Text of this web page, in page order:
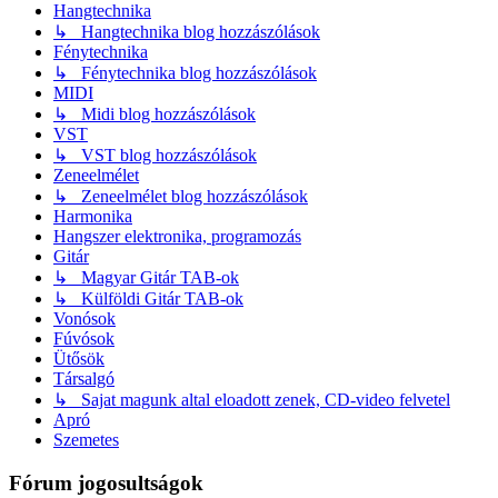
Hangtechnika
↳ Hangtechnika blog hozzászólások
Fénytechnika
↳ Fénytechnika blog hozzászólások
MIDI
↳ Midi blog hozzászólások
VST
↳ VST blog hozzászólások
Zeneelmélet
↳ Zeneelmélet blog hozzászólások
Harmonika
Hangszer elektronika, programozás
Gitár
↳ Magyar Gitár TAB-ok
↳ Külföldi Gitár TAB-ok
Vonósok
Fúvósok
Ütősök
Társalgó
↳ Sajat magunk altal eloadott zenek, CD-video felvetel
Apró
Szemetes
Fórum jogosultságok